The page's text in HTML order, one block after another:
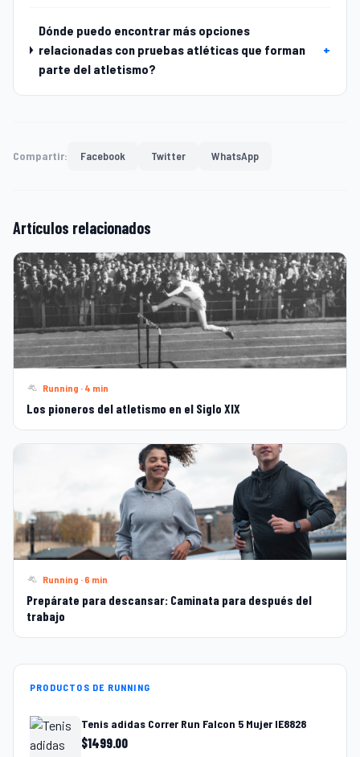
Dónde puedo encontrar más opciones
relacionadas con pruebas atléticas que forman
parte del atletismo?
+
Compartir: Facebook Twitter WhatsApp
Artículos relacionados
Running · 4 min
Los pioneros del atletismo en el Siglo XIX
Running · 6 min
Prepárate para descansar: Caminata para después del
trabajo
PRODUCTOS DE RUNNING
Tenis adidas Correr Run Falcon 5 Mujer IE8828
$1499.00